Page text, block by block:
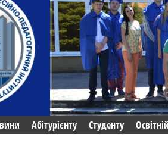
Абітурієнту Студенту